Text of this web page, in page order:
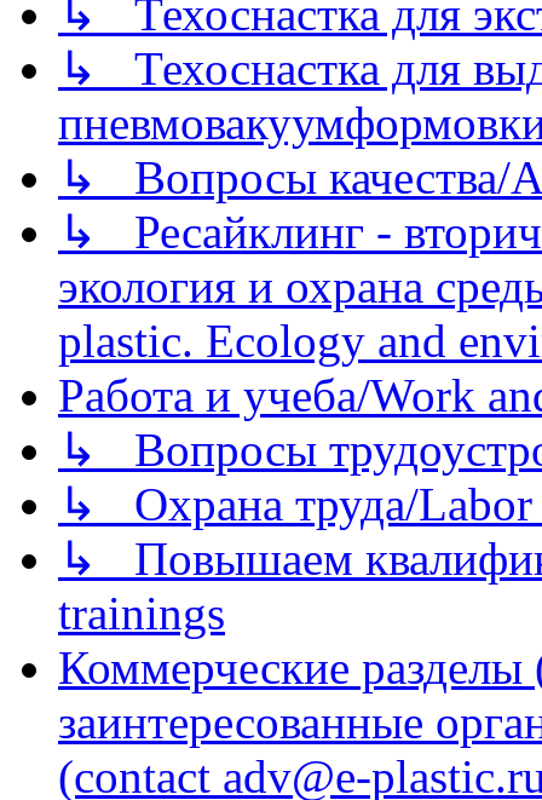
↳ Техоснастка для
↳ Техоснастка для
↳ Вопросы качества/
↳ Ресайклинг -
экология и охрана
plastic. Ecology and
Работа и учеба/Work
↳ Вопросы
↳ Охрана труда/Labor
↳ Повышаем
trainings
Коммерческие
заинтересованные
(contact adv@e-